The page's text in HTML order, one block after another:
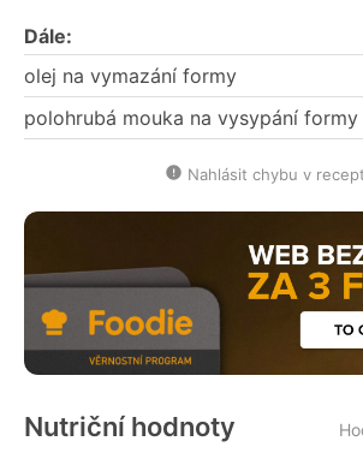
Dále:
olej na vymazání formy
polohrubá mouka na vysypání formy
Nahlásit chybu v
Nutriční hodnoty